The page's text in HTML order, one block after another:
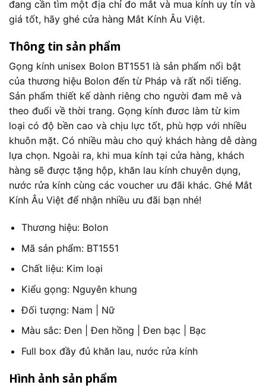
đang cần tìm một địa chỉ đo mắt và mua kính uy tín và
giá tốt, hãy ghé cửa hàng Mắt Kính Âu Việt.
Thông tin sản phẩm
Gọng kính unisex Bolon BT1551 là sản phẩm nổi bật
của thương hiệu Bolon đến từ Pháp và rất nổi tiếng.
Sản phẩm thiết kế dành riêng cho người đam mê và
theo đuổi về thời trang. Gọng kính đươc làm từ kim
loại có độ bền cao và chịu lực tốt, phù hợp với nhiều
khuôn mặt. Có nhiều màu cho quý khách hàng dễ dàng
lựa chọn. Ngoài ra, khi mua kính tại cửa hàng, khách
hàng sẽ được tặng hộp, khăn lau kính chuyên dụng,
nước rửa kính cùng các voucher ưu đãi khác. Ghé Mắt
Kính Âu Việt để nhận nhiều ưu đãi bạn nhé!
Thương hiệu: Bolon
Mã sản phẩm: BT1551
Chất liệu: Kim loại
Kiểu gọng: Nguyên khung
Đối tượng: Nam | Nữ
Màu sắc: Đen | Đen hồng | Đen bạc | Bạc
Full box đầy đủ khăn lau, nước rửa kính
Hình ảnh sản phẩm